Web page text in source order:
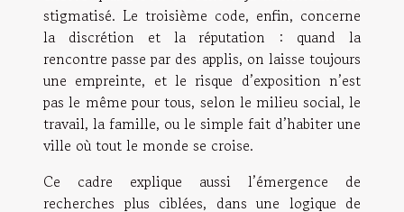
stigmatisé. Le troisième code, enfin, concerne
la discrétion et la réputation : quand la
rencontre passe par des applis, on laisse toujours
une empreinte, et le risque d’exposition n’est
pas le même pour tous, selon le milieu social, le
travail, la famille, ou le simple fait d’habiter une
ville où tout le monde se croise.
Ce cadre explique aussi l’émergence de
recherches plus ciblées, dans une logique de